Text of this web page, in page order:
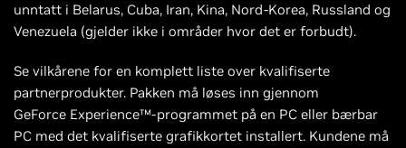
unntatt i Belarus, Cuba, Iran, Kina, Nord-Korea, Russland og
Venezuela (gjelder ikke i områder hvor det er forbudt).
Se vilkårene for en komplett liste over kvalifiserte
partnerprodukter. Pakken må løses inn gjennom
GeForce Experience™-programmet på en PC eller bærbar
PC med det kvalifiserte grafikkortet installert. Kundene må